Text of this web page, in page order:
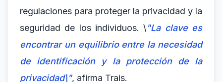
regulaciones para proteger la privacidad y la
seguridad de los individuos. \"La clave es
encontrar un equilibrio entre la necesidad
de identificación y la protección de la
privacidad\", afirma Trais.